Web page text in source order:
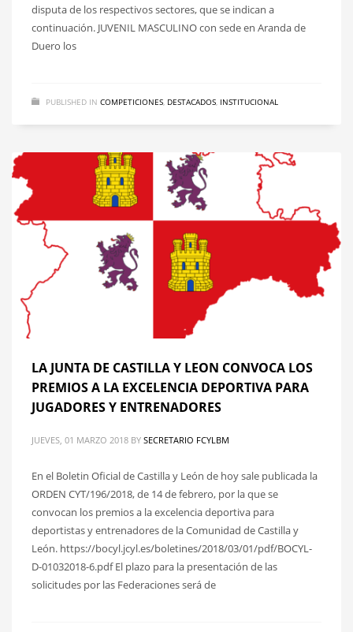
disputa de los respectivos sectores, que se indican a
continuación. JUVENIL MASCULINO con sede en Aranda de
Duero los
PUBLISHED IN COMPETICIONES DESTACADOS INSTITUCIONAL
LA JUNTA DE CASTILLA Y LEON CONVOCA LOS
PREMIOS A LA EXCELENCIA DEPORTIVA PARA
JUGADORES Y ENTRENADORES
JUEVES, 01 MARZO 2018 BY SECRETARIO FCYLBM
En el Boletin Oficial de Castilla y León de hoy sale publicada la
ORDEN CYT/196/2018, de 14 de febrero, por la que se
convocan los premios a la excelencia deportiva para
deportistas y entrenadores de la Comunidad de Castilla y
León. https://bocyl.jcyl.es/boletines/2018/03/01/pdf/BOCYL-
D-01032018-6.pdf El plazo para la presentación de las
solicitudes por las Federaciones será de